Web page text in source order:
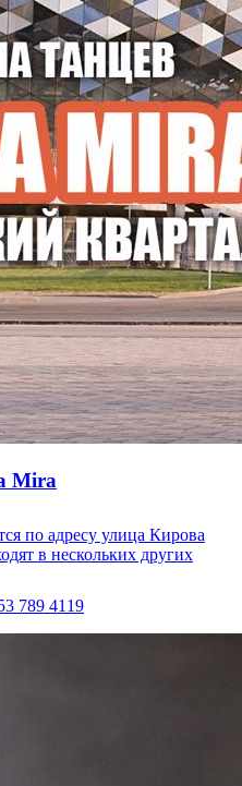
Mira
по адресу улица Кирова
в нескольких других
789 4119